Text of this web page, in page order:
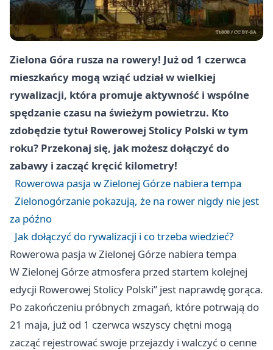
Zielona Góra rusza na rowery! Już od 1 czerwca
mieszkańcy mogą wziąć udział w wielkiej
rywalizacji, która promuje aktywność i wspólne
spędzanie czasu na świeżym powietrzu. Kto
zdobędzie tytuł Rowerowej Stolicy Polski w tym
roku? Przekonaj się, jak możesz dołączyć do
zabawy i zacząć kręcić kilometry!
Rowerowa pasja w Zielonej Górze nabiera tempa
Zielonogórzanie pokazują, że na rower nigdy nie jest
za późno
Jak dołączyć do rywalizacji i co trzeba wiedzieć?
Rowerowa pasja w Zielonej Górze nabiera tempa
W Zielonej Górze atmosfera przed startem kolejnej
edycji Rowerowej Stolicy Polski” jest naprawdę gorąca.
Po zakończeniu próbnych zmagań, które potrwają do
21 maja, już od 1 czerwca wszyscy chętni mogą
zacząć rejestrować swoje przejazdy i walczyć o cenne